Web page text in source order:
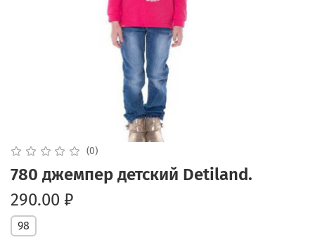
(0)
780 джемпер детский Detiland.
290.00 ₽
98